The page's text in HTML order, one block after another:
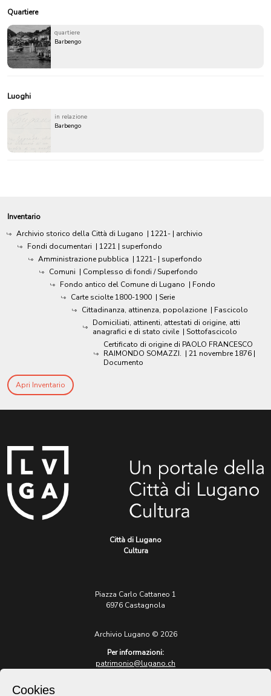
Quartiere
quartiere
Barbengo
Luoghi
in relazione
Barbengo
Inventario
Archivio storico della Città di Lugano | 1221- | archivio
Fondi documentari | 1221 | superfondo
Amministrazione pubblica | 1221- | superfondo
Comuni | Complesso di fondi / Superfondo
Fondo antico del Comune di Lugano | Fondo
Carte sciolte 1800-1900 | Serie
Cittadinanza, attinenza, popolazione | Fascicolo
Domiciliati, attinenti, attestati di origine, atti
anagrafici e di stato civile | Sottofascicolo
Certificato di origine di PAOLO FRANCESCO
RAIMONDO SOMAZZI. | 21 novembre 1876 |
Documento
Apri Inventario
Città di Lugano
Cultura
Piazza Carlo Cattaneo 1
6976 Castagnola
Archivio Lugano © 2026
Per informazioni:
patrimonio@lugano.ch
Cookies